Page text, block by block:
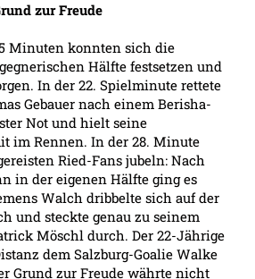
zur Freude
Minuten konnten sich die
Hälfte festsetzen und
In der 22. Spielminute rettete
Gebauer nach einem Berisha-
Not und hielt seine
im Rennen. In der 28. Minute
Ried-Fans jubeln: Nach
in der eigenen Hälfte ging es
Walch dribbelte sich auf der
und steckte genau zu seinem
Möschl durch. Der 22-Jährige
dem Salzburg-Goalie Walke
Grund zur Freude währte nicht